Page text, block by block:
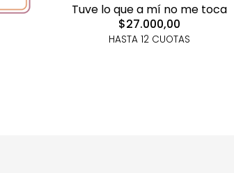
Tuve lo que a mí no me toca
$27.000,00
HASTA 12 CUOTAS